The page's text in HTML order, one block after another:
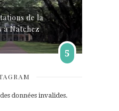
de la
à Natchez
5
données invalides.